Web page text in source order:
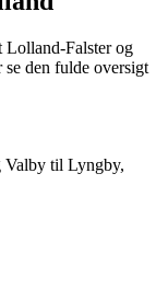
Falster og
den fulde oversigt
til Lyngby,